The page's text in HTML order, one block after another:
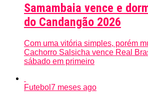
Samambaia vence e
do Candangão 2026
Com uma vitória simples, porém
Cachorro Salsicha vence Real
sábado em primeiro
Futebol 7 meses ago